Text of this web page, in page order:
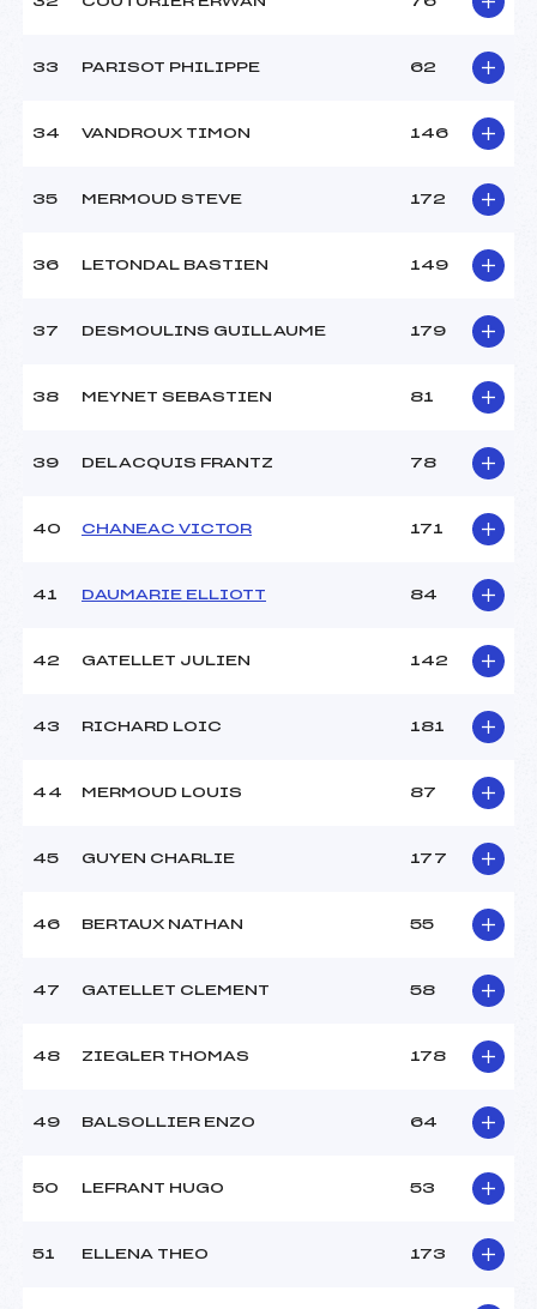
33 PARISOT PHILIPPE 62
34 VANDROUX TIMON 146
35 MERMOUD STEVE 172
36 LETONDAL BASTIEN 149
37 DESMOULINS GUILLAUME 179
38 MEYNET SEBASTIEN 81
39 DELACQUIS FRANTZ 78
40 CHANEAC VICTOR 171
41 DAUMARIE ELLIOTT 84
42 GATELLET JULIEN 142
43 RICHARD LOIC 181
44 MERMOUD LOUIS 87
45 GUYEN CHARLIE 177
46 BERTAUX NATHAN 55
47 GATELLET CLEMENT 58
48 ZIEGLER THOMAS 178
49 BALSOLLIER ENZO 64
50 LEFRANT HUGO 53
51 ELLENA THEO 173